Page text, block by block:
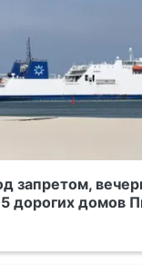
запретом,
дорогих домов